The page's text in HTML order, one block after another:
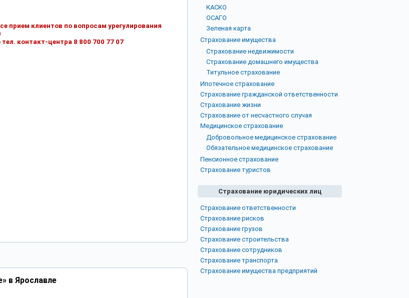
прием клиентов по вопросам урегулирования
контакт-центра 8 800 700 77 07
в Ярославле
КАСКО
ОСАГО
Зеленая карта
Страхование имущества
Страхование недвижимости
Страхование домашнего имущества
Титульное страхование
Ипотечное страхование
Страхование гражданской ответственности
Страхование жизни
Страхование от несчастного случая
Медицинское страхование
Добровольное медицинское страхование
Обязательное медицинское страхование
Пенсионное страхование
Страхование туристов
Страхование юридических лиц
Страхование ответственности
Страхование рисков
Страхование грузов
Страхование строительства
Страхование сотрудников
Страхование транспорта
Страхование имущества предприятий